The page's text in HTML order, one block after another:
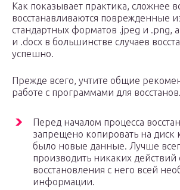
Как показывает практика, сложнее
восстанавливаются поврежденные
стандартных форматов .jpeg и .png,
и .docx в большинстве случаев
успешно.
Прежде всего, учтите общие
работе с программами для
Перед началом процесса
запрещено копировать на диск
было новые данные. Лучше
производить никаких действий
восстановления с него всей
информации.